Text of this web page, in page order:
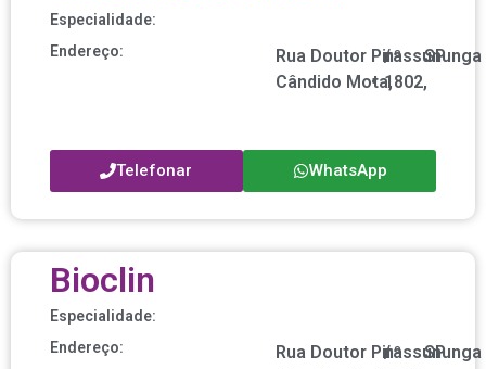
Especialidade:
Endereço:
Rua Doutor
Cândido Mota,
nº
1802,
/
Pirassununga
•
SP
Telefonar WhatsApp
Bioclin
Especialidade:
Endereço:
Rua Doutor
nº
/
Pirassununga
SP